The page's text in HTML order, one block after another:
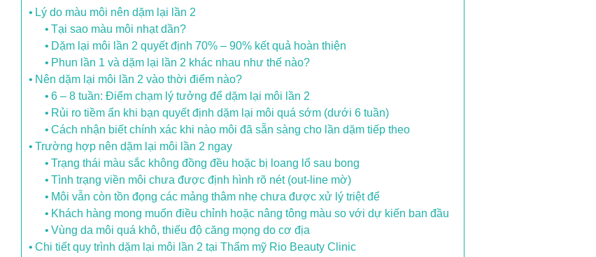
Lý do màu môi nên dặm lại lần 2
Tại sao màu môi nhạt dần?
Dặm lại môi lần 2 quyết định 70% – 90% kết quả hoàn thiện
Phun lần 1 và dặm lại lần 2 khác nhau như thế nào?
Nên dặm lại môi lần 2 vào thời điểm nào?
6 – 8 tuần: Điểm chạm lý tưởng để dặm lại môi lần 2
Rủi ro tiềm ẩn khi bạn quyết định dặm lại môi quá sớm (dưới 6 tuần)
Cách nhận biết chính xác khi nào môi đã sẵn sàng cho lần dặm tiếp theo
Trường hợp nên dặm lại môi lần 2 ngay
Trạng thái màu sắc không đồng đều hoặc bị loang lổ sau bong
Tình trạng viền môi chưa được định hình rõ nét (out-line mờ)
Môi vẫn còn tồn đọng các mảng thâm nhẹ chưa được xử lý triệt để
Khách hàng mong muốn điều chỉnh hoặc nâng tông màu so với dự kiến ban đầu
Vùng da môi quá khô, thiếu độ căng mọng do cơ địa
Chi tiết quy trình dặm lại môi lần 2 tại Thẩm mỹ Rio Beauty Clinic